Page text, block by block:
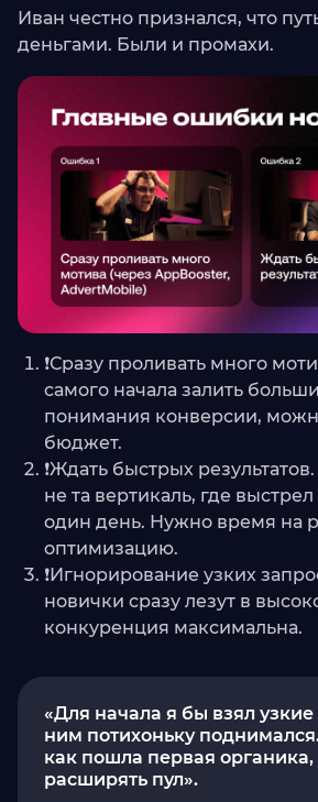
Иван честно признался, что
деньгами. Были и промахи.
❗️Сразу проливать много
самого начала залить
понимания конверсии,
бюджет.
❗️Ждать быстрых
не та вертикаль, где
один день. Нужно время на
оптимизацию.
❗️Игнорирование узких
новички сразу лезут в
конкуренция максимальна.
«Для начала я бы взял
ним потихоньку
как пошла первая
расширять пул».